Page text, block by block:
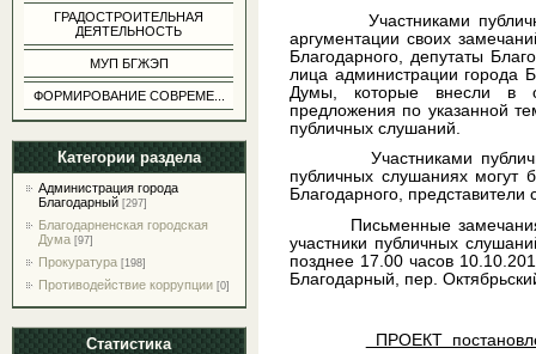
ГРАДОСТРОИТЕЛЬНАЯ
ДЕЯТЕЛЬНОСТЬ
МУП БГЖЭП
ФОРМИРОВАНИЕ СОВРЕМЕ...
Категории раздела
Администрация города
Благодарный [297]
Благодарненская городская
Дума [97]
Прокуратура [198]
Противодействие коррупции [0]
Статистика
Участниками
аргументации своих
Благодарного, депутаты
лица администрации города
Думы, которые внесли в
предложения по указанной
публичных слушаний.
Участниками
публичных слушаниях могут
Благодарного,
Письменные замечания и
участники публичных
позднее 17.00 часов
Благодарный, пер.
ПРОЕКТ